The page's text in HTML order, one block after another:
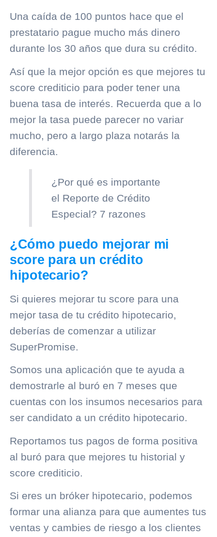
Una caída de 100 puntos hace que el
prestatario pague mucho más dinero
durante los 30 años que dura su crédito.
Así que la mejor opción es que mejores tu
score crediticio para poder tener una
buena tasa de interés. Recuerda que a lo
mejor la tasa puede parecer no variar
mucho, pero a largo plaza notarás la
diferencia.
¿Por qué es importante
el Reporte de Crédito
Especial? 7 razones
¿Cómo puedo mejorar mi
score para un crédito
hipotecario?
Si quieres mejorar tu score para una
mejor tasa de tu crédito hipotecario,
deberías de comenzar a utilizar
SuperPromise.
Somos una aplicación que te ayuda a
demostrarle al buró en 7 meses que
cuentas con los insumos necesarios para
ser candidato a un crédito hipotecario.
Reportamos tus pagos de forma positiva
al buró para que mejores tu historial y
score crediticio.
Si eres un bróker hipotecario, podemos
formar una alianza para que aumentes tus
ventas y cambies de riesgo a los clientes